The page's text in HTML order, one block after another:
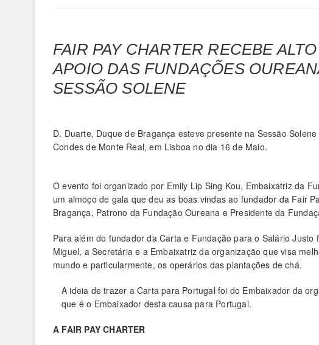
FAIR PAY CHARTER RECEBE
APOIO DAS FUNDAÇÕES
SESSÃO SOLENE
D. Duarte, Duque de Bragança esteve presente na Sessão
Condes de Monte Real, em Lisboa no dia 16 de Maio.
O evento foi organizado por Emily Lip Sing Kou, Embaixatriz da
um almoço de gala que deu as boas vindas ao fundador da Fair
Bragança, Patrono da Fundação Oureana e Presidente da
Para além do fundador da Carta e Fundação para o Salário
Miguel, a Secretária e a Embaixatriz da organização que visa
mundo e particularmente, os operários das plantações de chá.
A ideia de trazer a Carta para Portugal foi do Embaixador da
que é o Embaixador desta causa para Portugal.
A FAIR PAY CHARTER